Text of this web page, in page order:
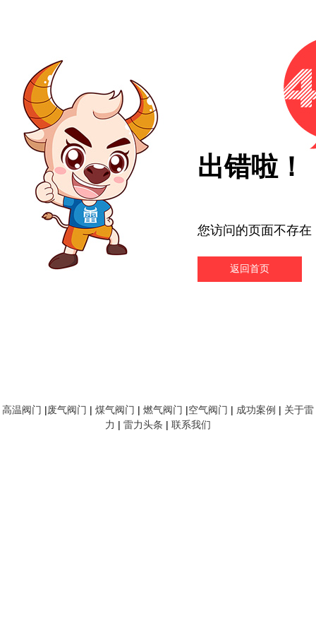
出错啦！
您访问的页面不存在
返回首页
高温阀门 |废气阀门 | 煤气阀门 | 燃气阀门 |空气阀门 | 成功案例 | 关于雷
力 | 雷力头条 | 联系我们